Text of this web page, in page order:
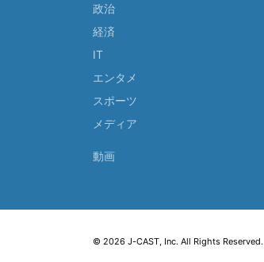
政治
経済
IT
エンタメ
スポーツ
メディア
動画
© 2026 J-CAST, Inc. All Rights Reserved.